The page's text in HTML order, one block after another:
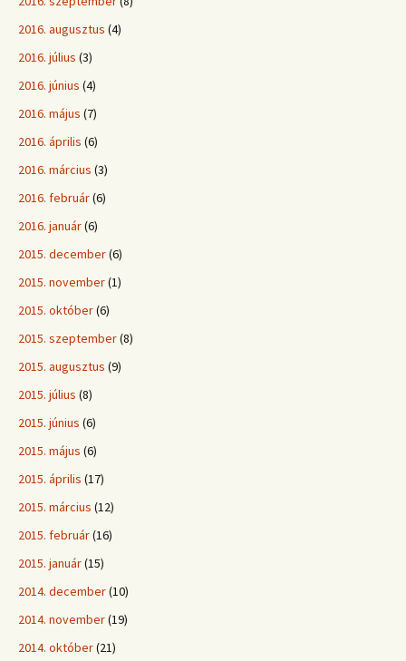
2016. augusztus (4)
2016. július (3)
2016. június (4)
2016. május (7)
2016. április (6)
2016. március (3)
2016. február(6)
2016. január(6)
2015. december(6)
2015. november(1)
2015. október(6)
2015. szeptember(8)
2015. augusztus (9)
2015. július (8)
2015. június (6)
2015. május (6)
2015. április (17)
2015. március (12)
2015. február(16)
2015. január(15)
2014. december(10)
2014. november(19)
2014. október(21)